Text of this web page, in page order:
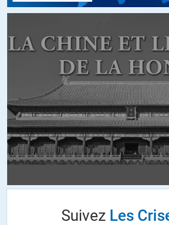
de base à une série d’enquêtes qui ont
présidentielle américaine par la destitution
président Trump. »
Non, ce qui motive les enquêteurs, ce sont
serment., les obstruction à la justice, les
financière, et autres broutilles. Le tout étant
Lire par ex: What does Robert Mueller’s
investigation.:
https://www.theguardian.com/us-news/
quand même mieux qu’un journaliste à la
Suivez Les